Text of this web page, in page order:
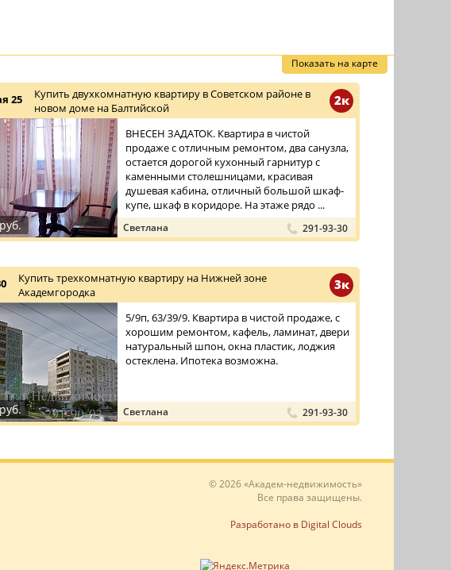
Показать на карте
2к
25
Купить двухкомнатную квартиру в Советском районе в
новом доме на Балтийской
ВНЕСЕН ЗАДАТОК. Квартира в чистой
продаже с отличным ремонтом, два санузла,
остается дорогой кухонный гарнитур с
каменными столешницами, красивая
душевая кабина, отличный большой шкаф-
купе, шкаф в коридоре. На этаже рядо ...
Светлана 291-93-30
3к
Купить трехкомнатную квартиру на Нижней зоне
Академгородка
5/9п, 63/39/9. Квартира в чистой продаже, с
хорошим ремонтом, кафель, ламинат, двери
натуральный шпон, окна пластик, лоджия
остеклена. Ипотека возможна.
Светлана 291-93-30
© 2026 «Академ-недвижимость»
Все права защищены.
Разработано в Digital Clouds